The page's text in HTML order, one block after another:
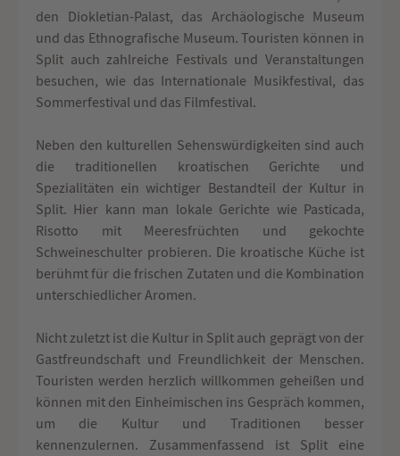
den Diokletian-Palast, das Archäologische Museum
und das Ethnografische Museum. Touristen können in
Split auch zahlreiche Festivals und Veranstaltungen
besuchen, wie das Internationale Musikfestival, das
Sommerfestival und das Filmfestival.
Neben den kulturellen Sehenswürdigkeiten sind auch
die traditionellen kroatischen Gerichte und
Spezialitäten ein wichtiger Bestandteil der Kultur in
Split. Hier kann man lokale Gerichte wie Pasticada,
Risotto mit Meeresfrüchten und gekochte
Schweineschulter probieren. Die kroatische Küche ist
berühmt für die frischen Zutaten und die Kombination
unterschiedlicher Aromen.
Nicht zuletzt ist die Kultur in Split auch geprägt von der
Gastfreundschaft und Freundlichkeit der Menschen.
Touristen werden herzlich willkommen geheißen und
können mit den Einheimischen ins Gespräch kommen,
um die Kultur und Traditionen besser
kennenzulernen. Zusammenfassend ist Split eine